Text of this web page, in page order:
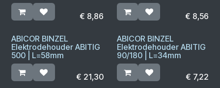
€ 8,86 € 8,56
ABICOR BINZEL
Elektrodehouder ABITIG
500 | L=58mm
€ 21,30
ABICOR BINZEL
Elektrodehouder ABITIG
90/180 | L=34mm
€ 7,22